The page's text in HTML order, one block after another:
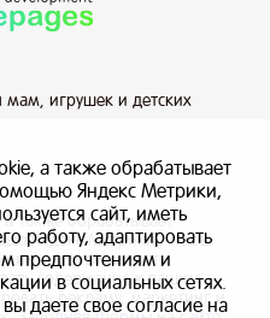
игрушек и детских
также обрабатывает
Яндекс Метрики, чтобы
и иметь возможность
содержание к вашим
рекламу, маркетинг и
а также обрабатывает
Яндекс Метрики,
сайт, иметь
работу, адаптировать
предпочтениям и
в социальных сетях.
даете свое согласие на